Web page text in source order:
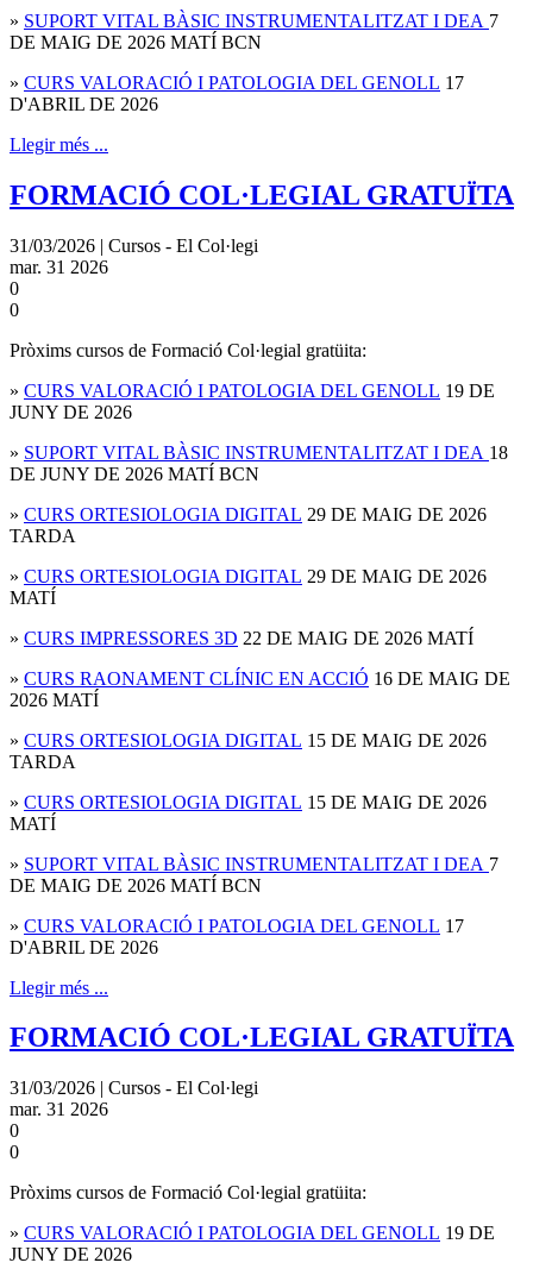
» SUPORT VITAL BÀSIC INSTRUMENTALITZAT I DEA 7
DE MAIG DE 2026 MATÍ BCN
» CURS VALORACIÓ I PATOLOGIA DEL GENOLL 17
D'ABRIL DE 2026
Llegir més ...
FORMACIÓ COL·LEGIAL GRATUÏTA
31/03/2026 | Cursos - El Col·legi
mar. 31 2026
0
0
Pròxims cursos de Formació Col·legial gratüita:
» CURS VALORACIÓ I PATOLOGIA DEL GENOLL 19 DE
JUNY DE 2026
» SUPORT VITAL BÀSIC INSTRUMENTALITZAT I DEA 18
DE JUNY DE 2026 MATÍ BCN
» CURS ORTESIOLOGIA DIGITAL 29 DE MAIG DE 2026
TARDA
» CURS ORTESIOLOGIA DIGITAL 29 DE MAIG DE 2026
MATÍ
» CURS IMPRESSORES 3D 22 DE MAIG DE 2026 MATÍ
» CURS RAONAMENT CLÍNIC EN ACCIÓ 16 DE MAIG DE
2026 MATÍ
» CURS ORTESIOLOGIA DIGITAL 15 DE MAIG DE 2026
TARDA
» CURS ORTESIOLOGIA DIGITAL 15 DE MAIG DE 2026
MATÍ
» SUPORT VITAL BÀSIC INSTRUMENTALITZAT I DEA 7
DE MAIG DE 2026 MATÍ BCN
» CURS VALORACIÓ I PATOLOGIA DEL GENOLL 17
D'ABRIL DE 2026
Llegir més ...
FORMACIÓ COL·LEGIAL GRATUÏTA
31/03/2026 | Cursos - El Col·legi
mar. 31 2026
0
0
Pròxims cursos de Formació Col·legial gratüita:
» CURS VALORACIÓ I PATOLOGIA DEL GENOLL 19 DE
JUNY DE 2026